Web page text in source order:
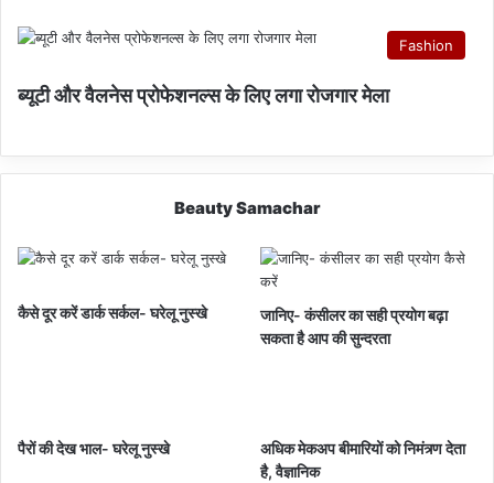
Fashion
ब्यूटी और वैलनेस प्रोफेशनल्स के लिए लगा रोजगार मेला
Beauty Samachar
कैसे दूर करें डार्क सर्कल- घरेलू नुस्खे
जानिए- कंसीलर का सही प्रयोग बढ़ा
सकता है आप की सुन्दरता
पैरों की देख भाल- घरेलू नुस्खे
अधिक मेकअप बीमारियों को निमंत्र्ण देता
है, वैज्ञानिक